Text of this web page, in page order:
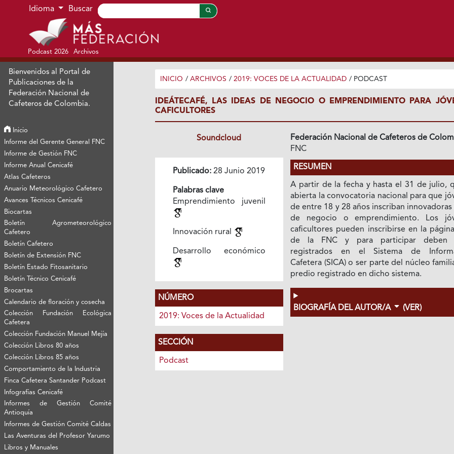
Ir al menú de navegación principal
Ir al contenido principal
Ir al pie de página del sitio
Idioma Buscar
Podcast 2026 Archivos
Bienvenidos al Portal de
Publicaciones de la
Federación Nacional de
Cafeteros de Colombia.
Inicio
Informe del Gerente General FNC
Informe de Gestión FNC
Informe Anual Cenicafé
Atlas Cafeteros
Anuario Meteorológico Cafetero
Avances Técnicos Cenicafé
Biocartas
Boletín Agrometeorológico
Cafetero
Boletín Cafetero
Boletín de Extensión FNC
Boletín Estado Fitosanitario
Boletín Técnico Cenicafé
Brocartas
Calendario de floración y cosecha
Colección Fundación Ecológica
Cafetera
Colección Fundación Manuel Mejía
Colección Libros 80 años
Colección Libros 85 años
Comportamiento de la Industria
Finca Cafetera Santander Podcast
Infografías Cenicafé
Informes de Gestión Comité
Antioquía
Informes de Gestión Comité Caldas
Las Aventuras del Profesor Yarumo
Libros y Manuales
INICIO / ARCHIVOS / 2019: VOCES DE LA ACTUALIDAD / PODCAST
IDEÁTECAFÉ, LAS IDEAS DE NEGOCIO O EMPRENDIMIENTO PARA
CAFICULTORES
Soundcloud
Publicado: 28 Junio 2019
Palabras clave
Emprendimiento juvenil
Innovación rural
Desarrollo económico
NÚMERO
2019: Voces de la Actualidad
SECCIÓN
Podcast
Federación Nacional de Cafeteros de
FNC
RESUMEN
A partir de la fecha y hasta el 31 de julio,
abierta la convocatoria nacional para que
de entre 18 y 28 años inscriban innovadoras
de negocio o emprendimiento. Los
caficultores pueden inscribirse en la
de la FNC y para participar deben
registrados en el Sistema de
Cafetera (SICA) o ser parte del núcleo
predio registrado en dicho sistema.
BIOGRAFÍA DEL AUTOR/A (VER)